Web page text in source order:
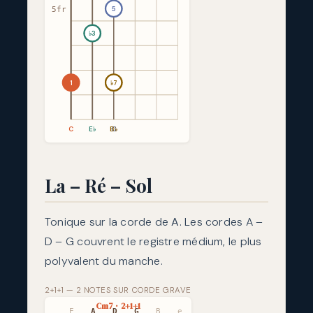
5fr
1
C
♭3
E♭
5
G
♭7
B♭
La – Ré – Sol
Tonique sur la corde deA. Les cordes A –
D – G couvrent le registre médium, le plus
polyvalent du manche.
2+1+1 — 2 NOTES SUR CORDE GRAVE
Cm7 · 2+1+1